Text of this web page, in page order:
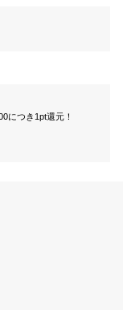
につき1pt還元！